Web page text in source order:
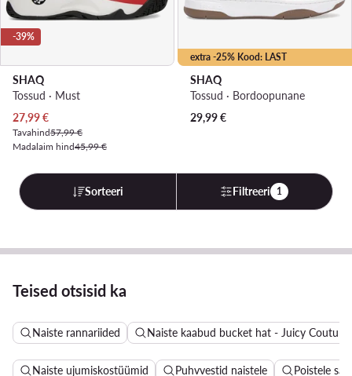
-39%
SHAQ
Tossud · Must
Praegune hind
27,99€
Tavahind57,99 €
Madalaim hind45,99 €
extra -25% Kood: LAST
SHAQ
Tossud · Bordoopunane
29,99€
Sorteeri Filtreeri 1
Teised otsisid ka
Naiste rannariided Naiste kaabud bucket hat - Juicy Couture
Naiste ujumiskostüümid Puhvvestid naistele Poistele